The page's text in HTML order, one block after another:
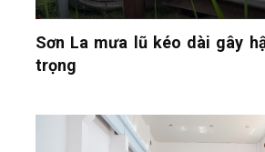
Sơn La mưa lũ kéo dài gây
trọng